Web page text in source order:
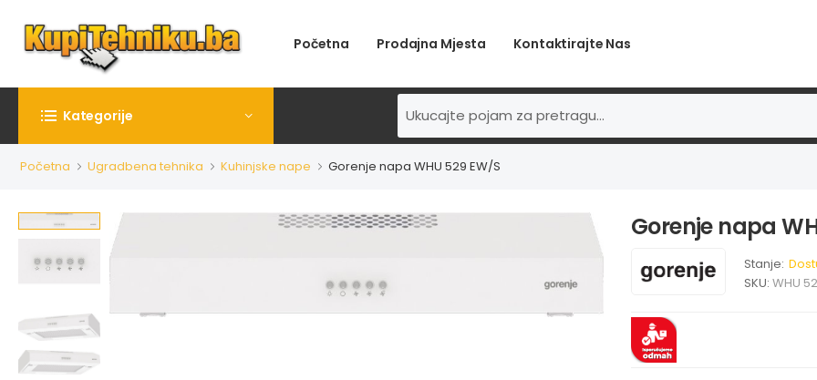
Početna Prodajna Mjesta Kontaktirajte Nas
Kategorije
Početna Ugradbena tehnika Kuhinjske nape Gorenje napa WHU 529 EW/S
Gorenje napa
Stanje:
SKU:WHU